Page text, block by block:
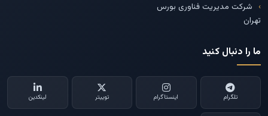
شرکت مدیریت فناوری بورس
تهران
ما را دنبال کنید
تلگرام اینستاگرام توییتر لینکدین